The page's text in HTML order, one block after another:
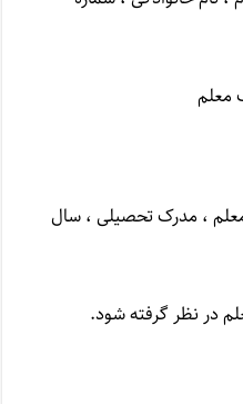
معلم
، مدرک تحصیلی ، سال
در نظر گرفته شود.